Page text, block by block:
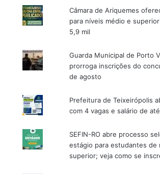
Câmara de Ariquemes
para níveis médio e
5,9 mil
Guarda Municipal de Porto
prorroga inscrições do
de agosto
Prefeitura de Teixeirópolis
com 4 vagas e salário de
SEFIN-RO abre processo
estágio para estudantes de
superior; veja como se